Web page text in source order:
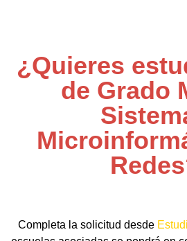
¿Quieres
de Grado
Completa la solicitud desde